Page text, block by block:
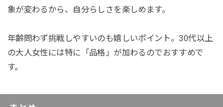
象が変わるから、自分らしさを楽しめます。
年齢問わず挑戦しやすいのも嬉しいポイント。30代以上
の大人女性には特に「品格」が加わるのでおすすめで
す。